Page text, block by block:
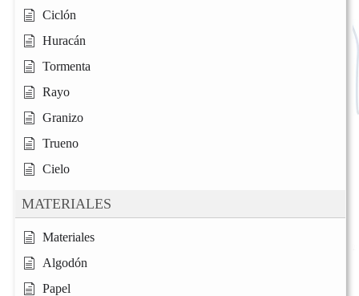
Ciclón
Huracán
Tormenta
Rayo
Granizo
Trueno
Cielo
MATERIALES
Materiales
Algodón
Papel